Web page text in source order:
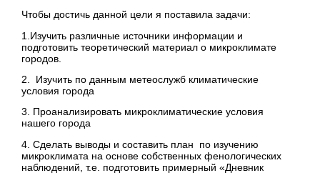
Чтобы достичь данной цели я поставила задачи:
1.Изучить различные источники информации и
подготовить теоретический материал о микроклимате
городов.
2. Изучить по данным метеослужб климатические
условия города
3. Проанализировать микроклиматические условия
нашего города
4. Сделать выводы и составить план по изучению
микроклимата на основе собственных фенологических
наблюдений, т.е. подготовить примерный «Дневник